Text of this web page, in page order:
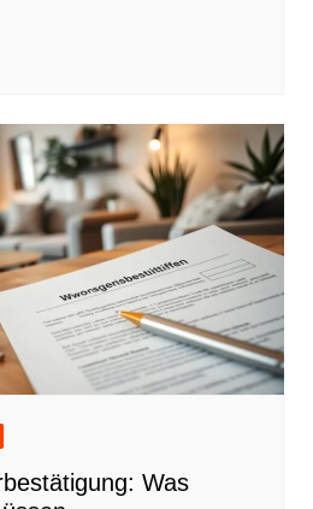
Was